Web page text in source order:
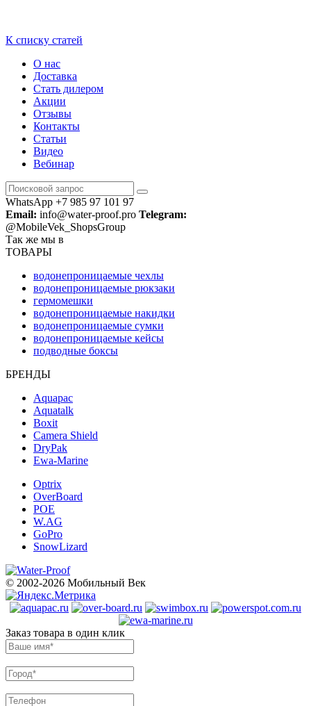
К списку статей
О нас
Доставка
Стать дилером
Акции
Отзывы
Контакты
Статьи
Видео
Вебинар
WhatsApp +7 985 97 101 97
Email: info@water-proof.pro Telegram:
@MobileVek_ShopsGroup
Так же мы в
ТОВАРЫ
водонепроницаемые чехлы
водонепроницаемые рюкзаки
гермомешки
водонепроницаемые накидки
водонепроницаемые сумки
водонепроницаемые кейсы
подводные боксы
БРЕНДЫ
Aquapac
Aquatalk
Boxit
Camera Shield
DryPak
Ewa-Marine
Optrix
OverBoard
POE
W.AG
GoPro
SnowLizard
© 2002-2026 Мобильный Век
Заказ товара в один клик